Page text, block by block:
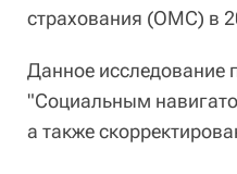
страхования (ОМС) в
Данное исследование
"Социальным
а также